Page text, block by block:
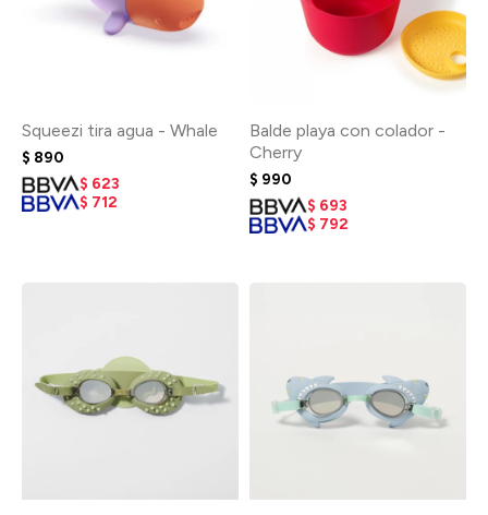
Squeezi tira agua - Whale
$ 890
$ 623
$ 712
Balde playa con colador -
Cherry
$ 990
$ 693
$ 792